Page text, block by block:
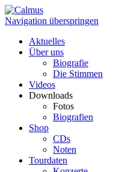
Navigation überspringen
Aktuelles
Über uns
Biografie
Die Stimmen
Videos
Downloads
Fotos
Biografien
Shop
CDs
Noten
Tourdaten